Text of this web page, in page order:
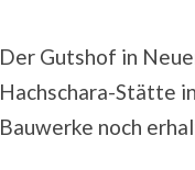
Der Gutshof in
Hachschara-Stätte
Bauwerke noch